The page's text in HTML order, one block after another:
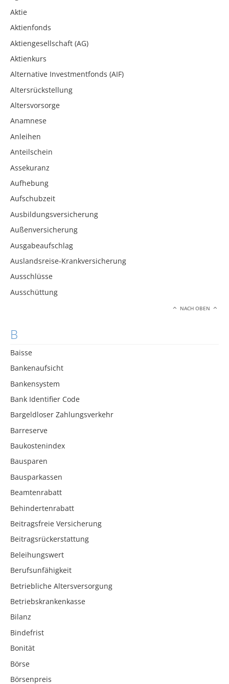
Aktie
Aktienfonds
Aktiengesellschaft (AG)
Aktienkurs
Alternative Investmentfonds (AIF)
Altersrückstellung
Altersvorsorge
Anamnese
Anleihen
Anteilschein
Assekuranz
Aufhebung
Aufschubzeit
Ausbildungsversicherung
Außenversicherung
Ausgabeaufschlag
Auslandsreise-Krankversicherung
Ausschlüsse
Ausschüttung
NACH OBEN
B
Baisse
Bankenaufsicht
Bankensystem
Bank Identifier Code
Bargeldloser Zahlungsverkehr
Barreserve
Baukostenindex
Bausparen
Bausparkassen
Beamtenrabatt
Behindertenrabatt
Beitragsfreie Versicherung
Beitragsrückerstattung
Beleihungswert
Berufsunfähigkeit
Betriebliche Altersversorgung
Betriebskrankenkasse
Bilanz
Bindefrist
Bonität
Börse
Börsenpreis